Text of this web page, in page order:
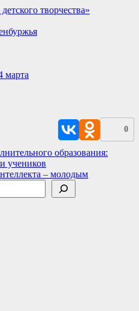
творчества»
марта
0
образования:
учеников
– молодым